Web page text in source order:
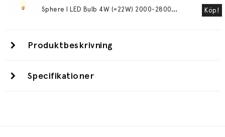
S
phere I LED Bulb 4W (=22W) 2000-2800K E27 Matte Porcelain Köp!
Produktbeskrivning
Specifikationer